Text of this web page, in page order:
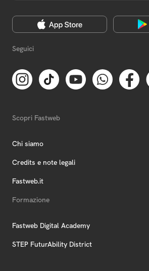
Seguici
Scopri Fastweb
Chi siamo
Credits e note legali
Fastweb.it
Formazione
Fastweb Digital Academy
STEP FuturAbility District